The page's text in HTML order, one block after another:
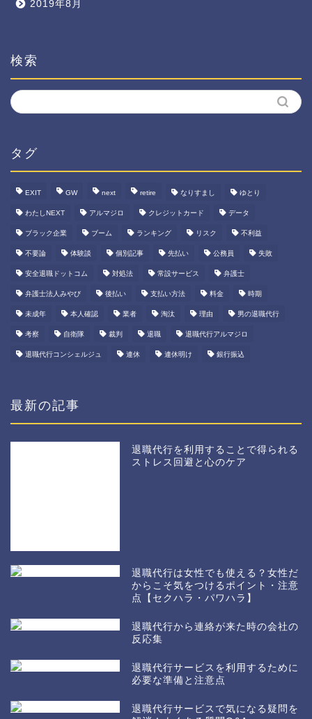
2019年8月
検索
タグ
EXIT GW next retire なりすまし ゆとり
わたしNEXT アルマジロ クレジットカード データ
ブラック企業 ブーム ランキング リスク 不利益
不要論 体験談 個別記事 先払い 公務員 失敗
安全退職ドットコム 対処法 常設サービス 弁護士
弁護士法人みやび 後払い 支払い方法 料金 時期
未成年 本人確認 業者 淘汰 理由 男の退職代行
考察 自衛隊 裁判 退職 退職代行アルマジロ
退職代行コンシェルジュ 連休 連休明け 銀行振込
最新の記事
退職代行を利用することで得られる
ストレス回避と心のケア
退職代行は女性でも使える？女性だ
からこそ気をつけるポイント・注意
点【セクハラ・パワハラ】
退職代行から連絡が来た時の会社の
反応集
退職代行サービスを利用するために
必要な準備と注意点
退職代行サービスで気になる疑問を
ホーム
運営者プロフィール
退職代行サービスとは？